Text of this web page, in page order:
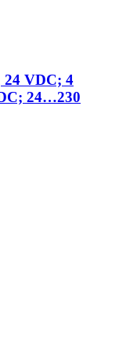
24 VDC; 4
24…230